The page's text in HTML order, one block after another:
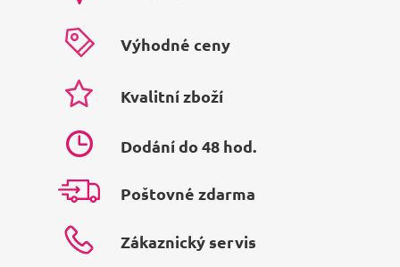
Výhodné ceny
Kvalitní zboží
Dodání do 48 hod.
Poštovné zdarma
Zákaznický servis